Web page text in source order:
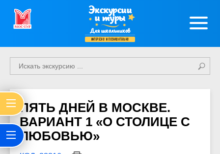
Экскурсии
и туры
Для школьников
интересно и познавательно
ПЯТЬ ДНЕЙ В МОСКВЕ.
ВАРИАНТ 1 «О СТОЛИЦЕ С
ЛЮБОВЬЮ»